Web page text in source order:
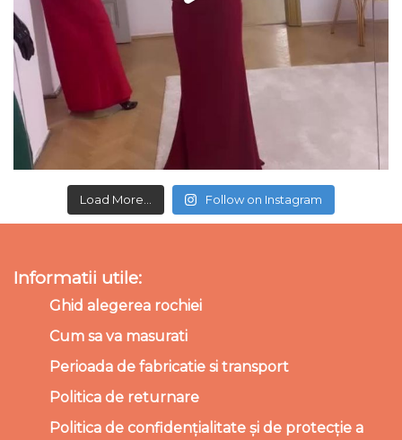
Load More... Follow on Instagram
Informatii utile:
Ghid alegerea rochiei
Cum sa va masurati
Perioada de fabricatie si transport
Politica de returnare
Politica de confidențialitate și de protecție a